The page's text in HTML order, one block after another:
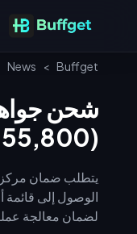
Buffget
>
News
(55,800 جوهرة)